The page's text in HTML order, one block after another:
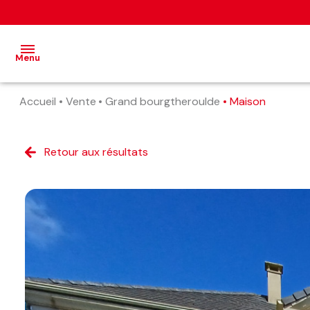
Menu
annonces
estimation
mail
contact
Accueil Vente Grand bourgtheroulde Maison
Retour aux résultats